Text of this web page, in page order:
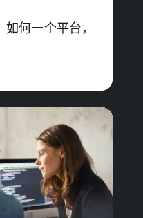
何一个平台，